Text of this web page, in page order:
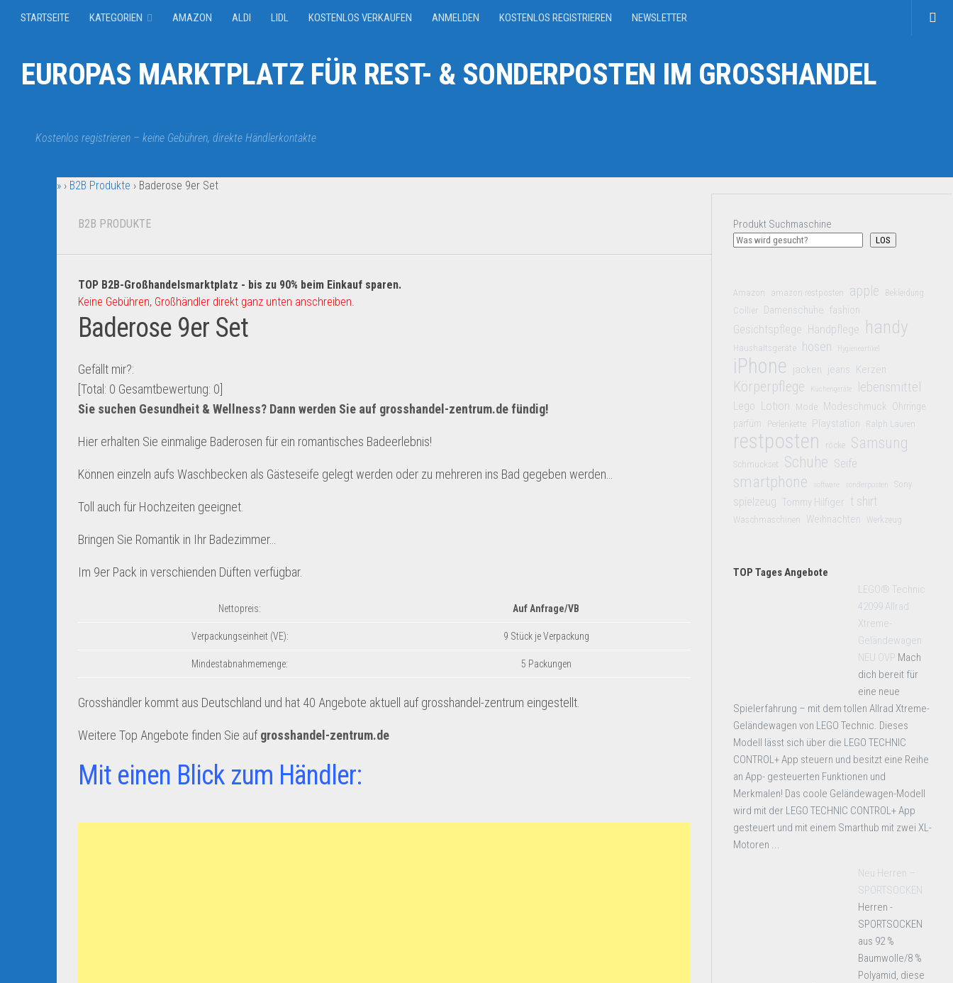
STARTSEITE KATEGORIEN AMAZON ALDI LIDL KOSTENLOS VERKAUFEN ANMELDEN KOSTENLOS REGISTRIEREN NEWSLETTER
EUROPAS MARKTPLATZ FÜR REST- & SONDERPOSTEN IM GROSSHANDEL
Kostenlos registrieren – keine Gebühren, direkte Händlerkontakte
» › B2B Produkte › Baderose 9er Set
B2B PRODUKTE
TOP B2B-Großhandelsmarktplatz - bis zu 90% beim Einkauf sparen.
Keine Gebühren, Großhändler direkt ganz unten anschreiben.
Baderose 9er Set
Gefällt mir?:
[Total: 0 Gesamtbewertung: 0
Sie suchen Gesundheit & Wellness? Dann werden Sie auf grosshandel-zentrum.defündig!
Hier erhalten Sie einmalige Baderosen für ein romantisches Badeerlebnis!
Können einzeln aufs Waschbecken als Gästeseife gelegt werden oder zu mehreren ins Bad gegeben werden…
Toll auch für Hochzeiten geeignet.
Bringen Sie Romantik in Ihr Badezimmer…
Im 9er Pack in verschienden Düften verfügbar.
Nettopreis: Auf Anfrage/VB
Verpackungseinheit (VE): 9 Stück je Verpackung
Mindestabnahmemenge: 5 Packungen
Grosshändler kommt aus Deutschland und hat 40 Angebote aktuell auf grosshandel-zentrum eingestellt.
Weitere Top Angebote finden Sie aufgrosshandel-zentrum.de
Mit einen Blick zum Händler:
Produkt Suchmaschine
LOS
Amazon amazon restposten apple Bekleidung
Collier Damenschuhe fashion
Gesichtspflege Handpflege handy
Haushaltsgeräte hosen Hygieneartikel
iPhone jacken jeans Kerzen
Körperpflege Küchengeräte lebensmittel
Lego Lotion Mode Modeschmuck Ohrringe
parfüm
Perlenkette Playstation Ralph Lauren
restposten röcke Samsung
Schmuckset Schuhe Seife
smartphone software sonderposten Sony
spielzeug Tommy Hilfiger t shirt
Waschmaschinen Weihnachten Werkzeug
TOP Tages Angebote
LEGO® Technic
42099 Allrad
Xtreme-
Geländewagen
NEU OVP Mach
dich bereit für
eine neue
Spielerfahrung – mit dem tollen Allrad Xtreme-
Geländewagen von LEGO Technic. Dieses
Modell lässt sich über die LEGO TECHNIC
CONTROL+ App steuern und besitzt eine Reihe
an App- gesteuerten Funktionen und
Merkmalen! Das coole Geländewagen-Modell
wird mit der LEGO TECHNIC CONTROL+ App
gesteuert und mit einem Smarthub mit zwei XL-
Motoren ...
Neu Herren –
SPORTSOCKEN
Herren -
SPORTSOCKEN
aus 92 %
Baumwolle/8 %
Polyamid, diese